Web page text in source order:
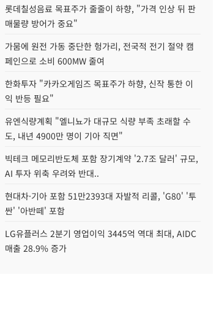
롯데칠성음료 목표주가 줄줄이 하향, "가격 인상 뒤 판
매물량 방어가 중요"
가뭄에 원전 가동 중단한 헝가리, 전국적 전기 절약 캠
페인으로 소비 600MW 줄여
한화투자 "카카오게임즈 목표주가 하향, 신작 통한 이
익 반등 필요"
유엔식량계획 "엘니뇨가 대규모 식량 부족 초래할 수
도, 내년 4900만 명이 기아 직면"
빅테크 메모리반도체 포함 장기계약 '2.7조 달러' 규모,
AI 투자 위축 우려와 반대..
현대차·기아 포함 51만2393대 자발적 리콜, 'G80' '투
싼' '아반떼' 포함
LG유플러스 2분기 영업이익 3445억 역대 최대, AIDC
매출 28.9% 증가